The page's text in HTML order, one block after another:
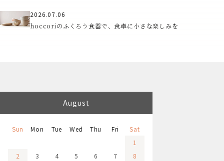
2026.07.06
hoccoriのふくろう食器で、食卓に小さな楽しみを
August
Sun Mon Tue Wed Thu Fri
Sat
1
2
3 4 5 6 7
8